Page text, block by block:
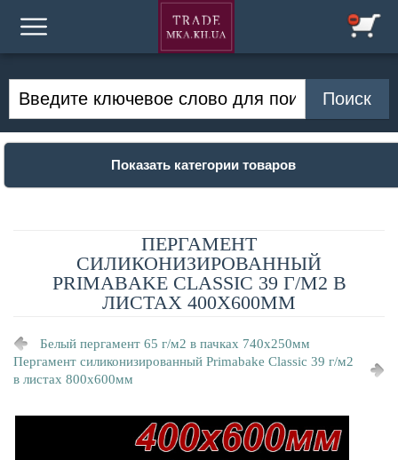
Показать категории товаров
ПЕРГАМЕНТ
СИЛИКОНИЗИРОВАННЫЙ
PRIMABAKE CLASSIC 39 Г/М2 В
ЛИСТАХ 400Х600ММ
Белый пергамент 65 г/м2 в пачках 740х250мм
Пергамент силиконизированный Primabake Classic 39 г/м2
в листах 800х600мм